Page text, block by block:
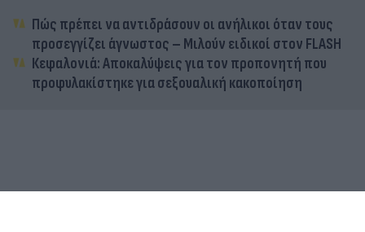
Πώς πρέπει να αντιδράσουν οι ανήλικοι όταν τους
προσεγγίζει άγνωστος – Μιλούν ειδικοί στον FLASH
Κεφαλονιά: Αποκαλύψεις για τον προπονητή που
προφυλακίστηκε για σεξουαλική κακοποίηση